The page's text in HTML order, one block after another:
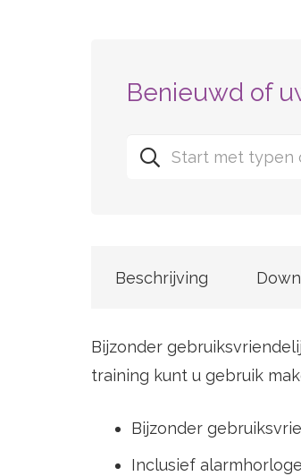
Benieuwd of
Beschrijving
Bijzonder
training kunt u gebruik
Bijzonder
Inclusief